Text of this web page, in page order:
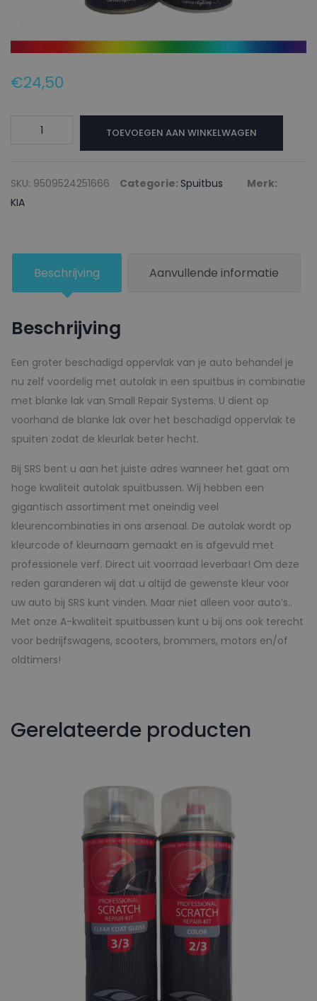
€24,50
Blanke
lak
GOLDEN
BEAT
-
aantal
TOEVOEGEN AAN WINKELWAGEN
SKU: 9509524251666 Categorie: Spuitbus
Merk:
KIA
Beschrijving Aanvullende informatie
Beschrijving
Een groter beschadigd oppervlak van je auto behandel je
nu zelf voordelig met autolak in een spuitbus in combinatie
met blanke lak van Small Repair Systems. U dient op
voorhand de blanke lak over het beschadigd oppervlak te
spuiten zodat de kleurlak beter hecht.
Bij SRS bent u aan het juiste adres wanneer het gaat om
hoge kwaliteit autolak spuitbussen. Wij hebben een
gigantisch assortiment met oneindig veel
kleurencombinaties in ons arsenaal. De autolak wordt op
kleurcode of kleurnaam gemaakt en is afgevuld met
professionele verf. Direct uit voorraad leverbaar! Om deze
reden garanderen wij dat u altijd de gewenste kleur voor
uw auto bij SRS kunt vinden. Maar niet alleen voor auto’s..
Met onze A-kwaliteit spuitbussen kunt u bij ons ook terecht
voor bedrijfswagens, scooters, brommers, motors en/of
oldtimers!
Gerelateerde producten